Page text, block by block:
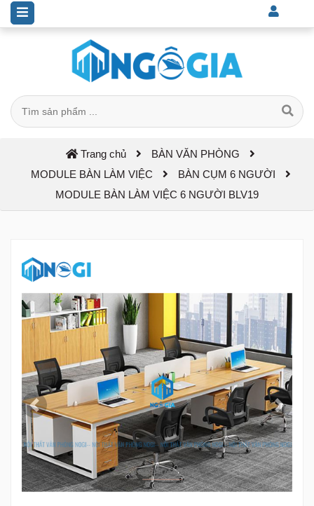
Trang chủ
BÀN VĂN PHÒNG
MODULE BÀN LÀM VIỆC
BÀN CỤM 6 NGƯỜI
MODULE BÀN LÀM VIỆC 6 NGƯỜI BLV19
Previous Next